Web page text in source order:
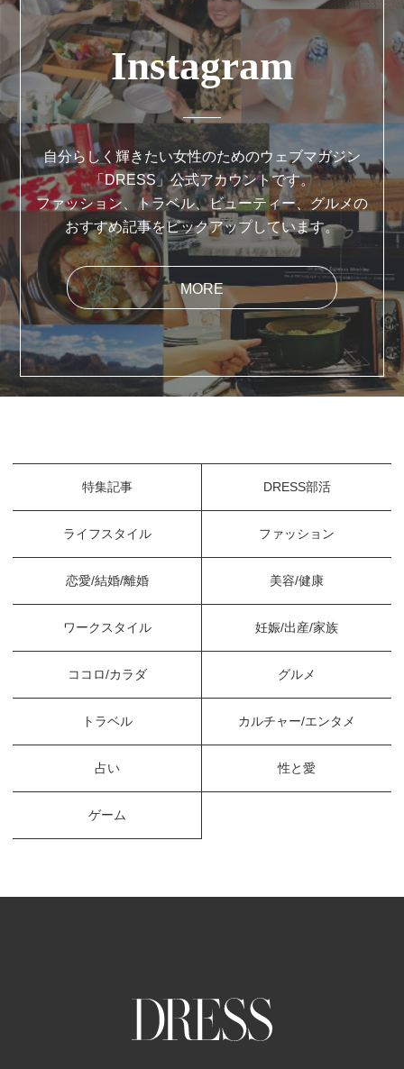
Instagram
自分らしく輝きたい女性のためのウェブマガジン
「DRESS」公式アカウントです。
ファッション、トラベル、ビューティー、グルメの
おすすめ記事をピックアップしています。
MORE
特集記事 DRESS部活
ライフスタイル ファッション
恋愛/結婚/離婚 美容/健康
ワークスタイル 妊娠/出産/家族
ココロ/カラダ グルメ
トラベル カルチャー/エンタメ
占い 性と愛
ゲーム